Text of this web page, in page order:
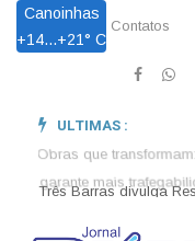
Canoinhas
+14...+21° C
Contatos
ULTIMAS :
Obras que
garante mais